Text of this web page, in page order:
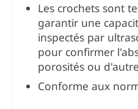
Les crochets sont
garantir une
inspectés par
pour confirmer
porosités ou
Conforme aux